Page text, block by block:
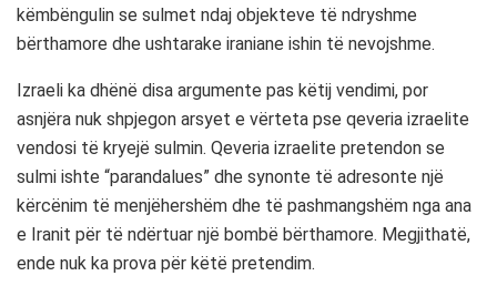
këmbëngulin se sulmet ndaj objekteve të ndryshme
bërthamore dhe ushtarake iraniane ishin të nevojshme.
Izraeli ka dhënë disa argumente pas këtij vendimi, por
asnjëra nuk shpjegon arsyet e vërteta pse qeveria izraelite
vendosi të kryejë sulmin. Qeveria izraelite pretendon se
sulmi ishte “parandalues” dhe synonte të adresonte një
kërcënim të menjëhershëm dhe të pashmangshëm nga ana
e Iranit për të ndërtuar një bombë bërthamore. Megjithatë,
ende nuk ka prova për këtë pretendim.